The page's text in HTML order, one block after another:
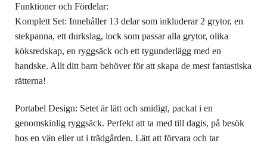
Funktioner och Fördelar:
Komplett Set: Innehåller 13 delar som inkluderar 2 grytor, en
stekpanna, ett durkslag, lock som passar alla grytor, olika
köksredskap, en ryggsäck och ett tygunderlägg med en
handske. Allt ditt barn behöver för att skapa de mest fantastiska
rätterna!
Portabel Design: Setet är lätt och smidigt, packat i en
genomskinlig ryggsäck. Perfekt att ta med till dagis, på besök
hos en vän eller ut i trädgården. Lätt att förvara och tar